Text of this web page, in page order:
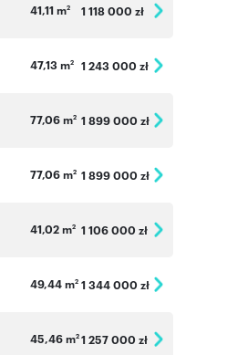
41,11 m2 1 118 000 zł
47,13 m2 1 243 000 zł
77,06 m2 1 899 000 zł
77,06 m2 1 899 000 zł
41,02 m2 1 106 000 zł
49,44 m2 1 344 000 zł
45,46 m2 1 257 000 zł